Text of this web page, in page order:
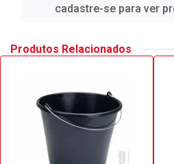
cadastre-se para ver
Produtos Relacionados